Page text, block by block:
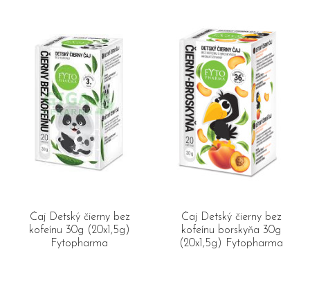
Čaj Detský čierny bez
kofeínu 30g (20x1,5g)
Fytopharma
Čaj Detský čierny bez
kofeínu borskyňa 30g
(20x1,5g) Fytopharma